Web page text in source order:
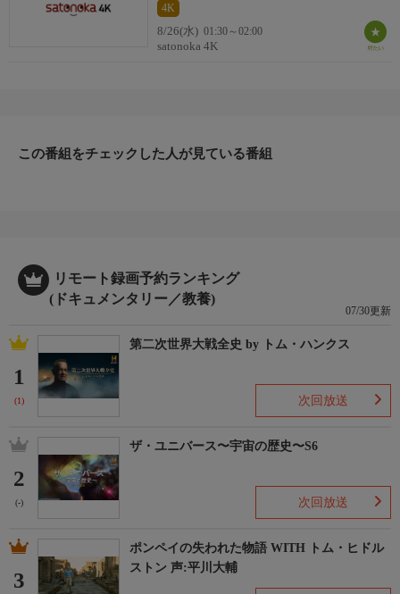
4K
8/26(水) 01:30～02:00
satonoka 4K
この番組をチェックした人が見ている番組
リモート録画予約ランキング
(ドキュメンタリー／教養)
07/30更新
1
(1)
第二次世界大戦全史 by トム・ハンクス
次回放送
2
(-)
ザ・ユニバース〜宇宙の歴史〜S6
次回放送
3
ポンペイの失われた物語 WITH トム・ヒドル
ストン 声:平川大輔